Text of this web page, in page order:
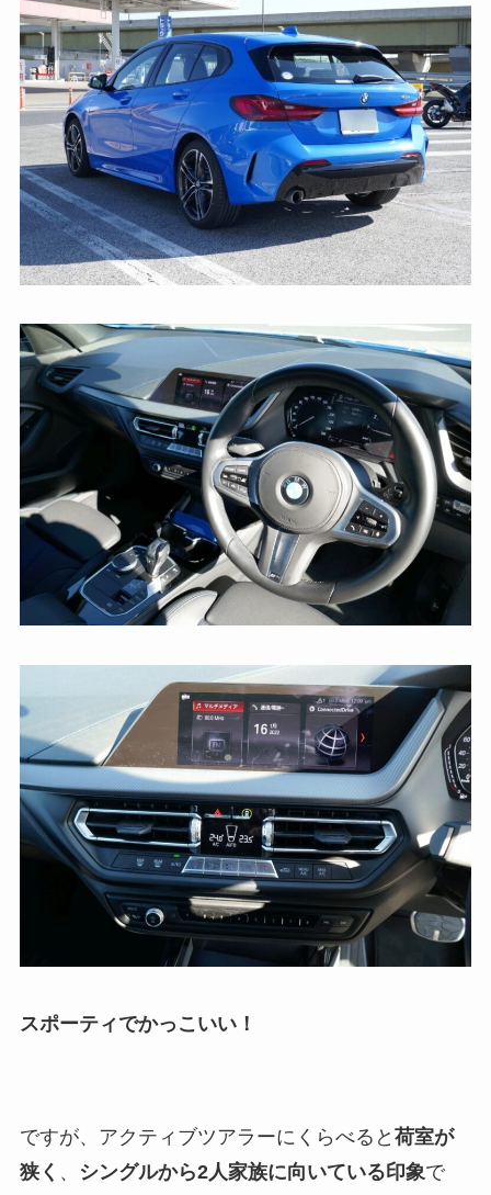
スポーティでかっこいい！
ですが、アクティブツアラーにくらべると 荷室が
狭く 、 シングルから2人家族に向いている印象で